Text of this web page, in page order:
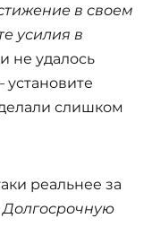
в своем
усилия в
не удалось
установите
слишком
реальнее за
Долгосрочную